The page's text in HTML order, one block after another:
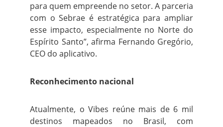
para quem empreende no setor. A parceria
com o Sebrae é estratégica para ampliar
esse impacto, especialmente no Norte do
Espírito Santo”, afirma Fernando Gregório,
CEO do aplicativo.
Reconhecimento nacional
Atualmente, o Vibes reúne mais de 6 mil
destinos mapeados no Brasil, com